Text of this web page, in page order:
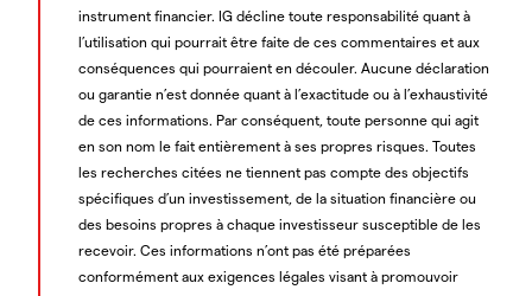
instrument financier. IG décline toute responsabilité quant à
l’utilisation qui pourrait être faite de ces commentaires et aux
conséquences qui pourraient en découler. Aucune déclaration
ou garantie n’est donnée quant à l’exactitude ou à l’exhaustivité
de ces informations. Par conséquent, toute personne qui agit
en son nom le fait entièrement à ses propres risques. Toutes
les recherches citées ne tiennent pas compte des objectifs
spécifiques d’un investissement, de la situation financière ou
des besoins propres à chaque investisseur susceptible de les
recevoir. Ces informations n’ont pas été préparées
conformément aux exigences légales visant à promouvoir